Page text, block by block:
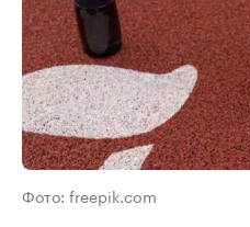
Фото: freepik.com